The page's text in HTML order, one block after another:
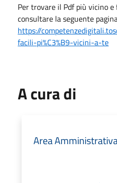
Per trovare il Pdf più vicino
consultare la seguente
https://
facili-pi%C3%B9-vicini-a-te
A cura di
Area